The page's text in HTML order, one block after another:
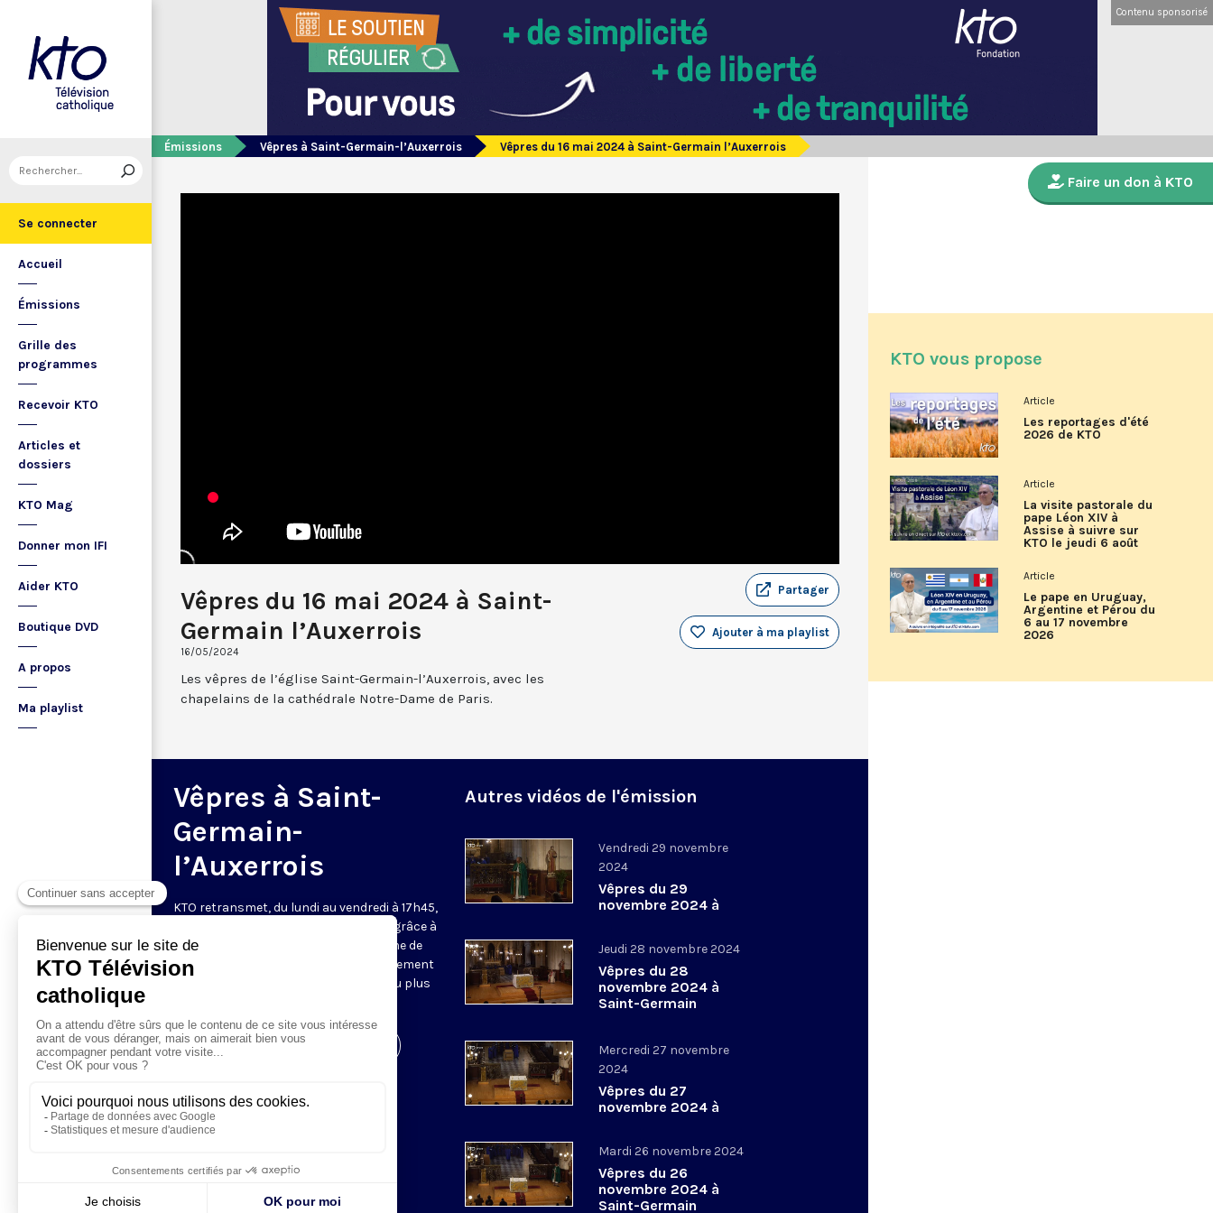
Se connecter
Accueil
Émissions
Grille des
programmes
Recevoir KTO
Articles et
dossiers
KTO Mag
Donner mon IFI
Aider KTO
Boutique DVD
A propos
Ma playlist
Contenu sponsorisé
Émissions Vêpres à Saint-Germain-l’Auxerrois Vêpres du 16 mai 2024 à Saint-Germain l’Auxerrois
Vêpres du 16 mai 2024 à Saint-
Germain l’Auxerrois
16/05/2024
Partager
Ajouter à ma playlist
Les vêpres de l’église Saint-Germain-l’Auxerrois, avec les
chapelains de la cathédrale Notre-Dame de Paris.
Vêpres à Saint-
Germain-
l’Auxerrois
KTO retransmet, du lundi au vendredi à 17h45,
les vêpres en direct de Saint-Germain grâce à
une technologie innovante : un système de
captation multicaméra en direct totalement
automatisé, qui offre une réalisation au plus
Visiter la page de l'émission
Autres vidéos de l'émission
Vendredi 29 novembre
2024
Vêpres du 29
novembre 2024 à
Jeudi 28 novembre 2024
Vêpres du 28
novembre 2024 à
Saint-Germain
Mercredi 27 novembre
2024
Vêpres du 27
novembre 2024 à
Mardi 26 novembre 2024
Vêpres du 26
novembre 2024 à
Saint-Germain
Faire un don à KTO
KTO vous propose
Article
Les reportages d'été
2026 de KTO
Article
La visite pastorale du
pape Léon XIV à
Assise à suivre sur
KTO le jeudi 6 août
Article
Le pape en Uruguay,
Argentine et Pérou du
6 au 17 novembre
2026